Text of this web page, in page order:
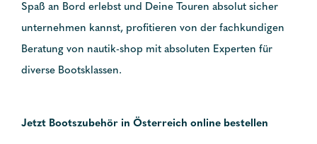
Spaß an Bord erlebst und Deine Touren absolut sicher
unternehmen kannst, profitieren von der fachkundigen
Beratung von nautik-shop mit absoluten Experten für
diverse Bootsklassen.
Jetzt Bootszubehör in Österreich online bestellen